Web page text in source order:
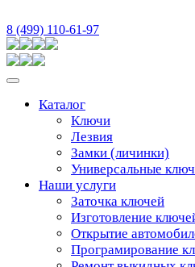
8 (499) 110-61-97
Каталог
Ключи
Лезвия
Замки (личинки)
Универсальные
Наши услуги
Заточка ключей
Изготовление
Открытие
Програмирование